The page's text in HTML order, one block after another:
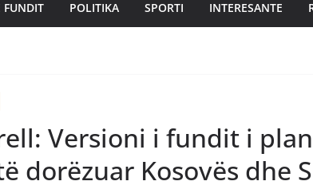
FUNDIT POLITIKA SPORTI INTERESANTE
Versioni i fundit i
dorëzuar Kosovës dhe